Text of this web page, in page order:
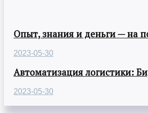
Опыт, знания и деньги — на
2023-05-30
Автоматизация логистики:
2023-05-30